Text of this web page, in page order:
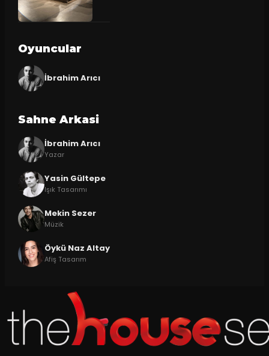
Oyuncular
İbrahim Arıcı
Sahne Arkasi
İbrahim Arıcı
Yazar
Yasin Gültepe
Işık Tasarımı
Mekin Sezer
Müzik
Öykü Naz Altay
Afiş Tasarım